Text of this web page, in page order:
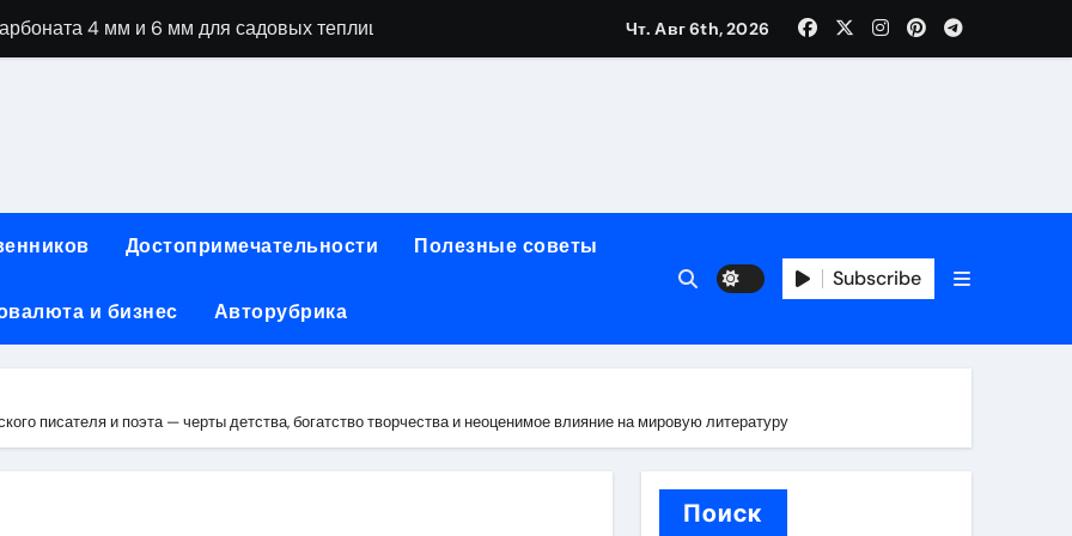
4 мм и 6 мм для садовых теплиц
алгоритмы работы, интерфейсы и совместимость двухкамерного ЭКС Apollo DR
чемоданов разных производителей: характеристики и маневренность
за 5 минут без верификации и банков с пополнением в стейблкоинах
и офисы продаж: контакты, адреса и режим работы
Чт. Авг 6th, 2026
Достопримечательности Полезные советы
и бизнес Авторубрика
Subscribe
писателя и поэта — черты детства, богатство творчества и неоценимое влияние на мировую литературу
Поиск